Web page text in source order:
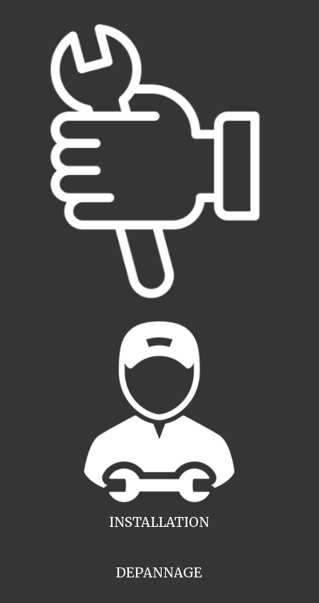
INSTALLATION
DEPANNAGE